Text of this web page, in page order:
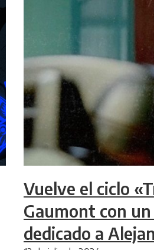
Vuelve el ciclo
Gaumont con
dedicado a